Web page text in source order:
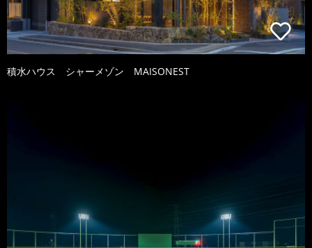
積水ハウス シャーメゾン MAISONEST